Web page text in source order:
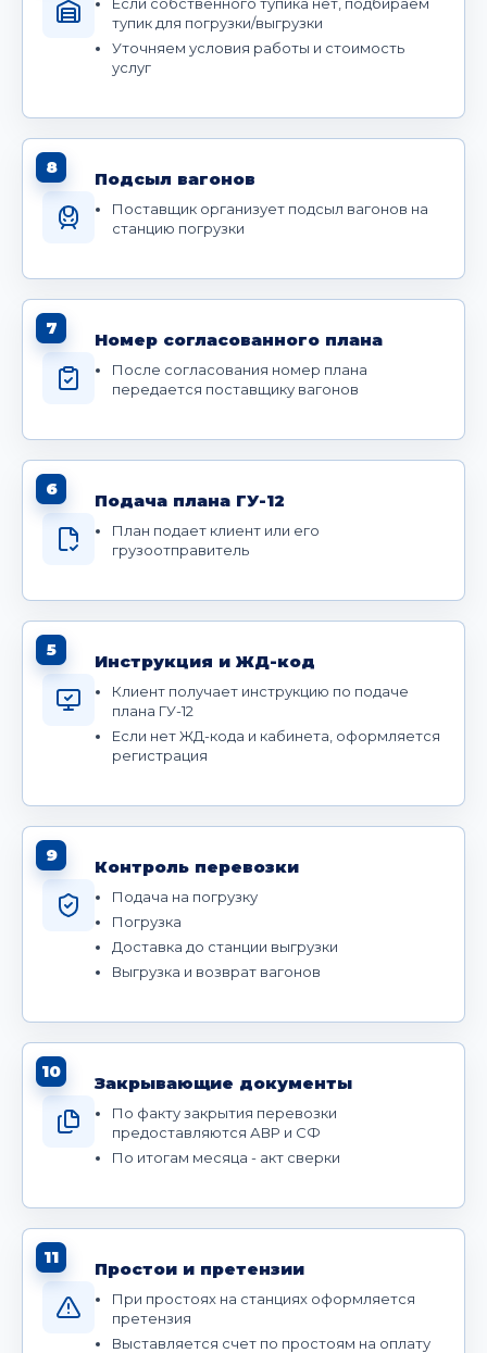
тупик для погрузки/выгрузки
Уточняем условия работы и стоимость
услуг
8
Подсыл вагонов
Поставщик организует подсыл вагонов на
станцию погрузки
7
Номер согласованного плана
После согласования номер плана
передается поставщику вагонов
6
Подача плана ГУ-12
План подает клиент или его
грузоотправитель
5
Инструкция и ЖД-код
Клиент получает инструкцию по подаче
плана ГУ-12
Если нет ЖД-кода и кабинета, оформляется
регистрация
9
Контроль перевозки
Подача на погрузку
Погрузка
Доставка до станции выгрузки
Выгрузка и возврат вагонов
10
Закрывающие документы
По факту закрытия перевозки
предоставляются АВР и СФ
По итогам месяца - акт сверки
11
Простои и претензии
При простоях на станциях оформляется
претензия
Выставляется счет по простоям на оплату